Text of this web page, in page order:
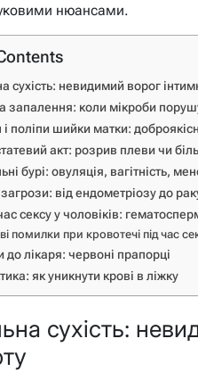
нюансами.
сухість: невидимий ворог
запалення: коли мікроби
і поліпи шийки матки:
акт: розрив плеви чи
бурі: овуляція, вагітність,
від ендометріозу до
сексу у чоловіків:
помилки при кровотечі під час
до лікаря: червоні прапорці
як уникнути крові в ліжку
сухість: